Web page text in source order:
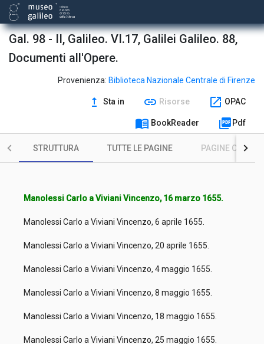
Gal. 98 - II, Galileo. VI.17, Galilei Galileo. 88,
Documenti all'Opere.
Provenienza: Biblioteca Nazionale Centrale di Firenze
upgrade Sta in link Risorse open_in_new OPAC
menu_book BookReader picture_as_pdf Pdf
STRUTTURA TUTTE LE PAGINE PAGINE CON
Manolessi Carlo a Viviani Vincenzo, 16 marzo 1655.
Manolessi Carlo a Viviani Vincenzo, 6 aprile 1655.
Manolessi Carlo a Viviani Vincenzo, 20 aprile 1655.
Manolessi Carlo a Viviani Vincenzo, 4 maggio 1655.
Manolessi Carlo a Viviani Vincenzo, 8 maggio 1655.
Manolessi Carlo a Viviani Vincenzo, 18 maggio 1655.
Manolessi Carlo a Viviani Vincenzo, 25 maggio 1655.